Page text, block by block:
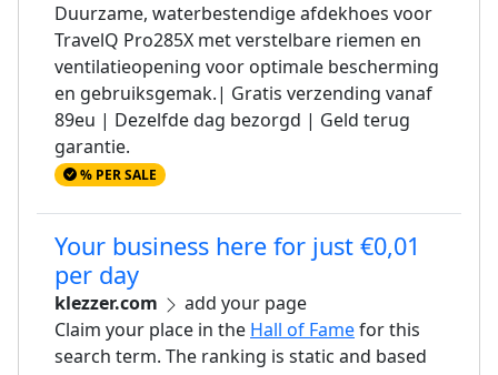
Duurzame, waterbestendige afdekhoes voor
TravelQ Pro285X met verstelbare riemen en
ventilatieopening voor optimale bescherming
en gebruiksgemak.| Gratis verzending vanaf
89eu | Dezelfde dag bezorgd | Geld terug
garantie.
% PER SALE
Your business here for just €0,01
per day
klezzer.com
add your page
Claim your place in the Hall of Famefor this
search term. The ranking is static and based